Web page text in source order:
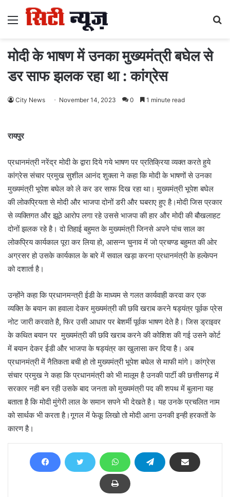
Menu
मोदी के भाषण में उनका मुख्यमंत्री बघेल से
डर साफ झलक रहा था : कांग्रेस
City News November 14, 2023 0 1 minute read
रायपुर
प्रधानमंत्री नरेंद्र मोदी के द्वारा दिये गये भाषण पर प्रतिक्रिया व्यक्त करते हुये
कांग्रेस संचार प्रमुख सुशील आनंद शुक्ला ने कहा कि मोदी के भाषणों से उनका
मुख्यमंत्री भूपेश बघेल को ले कर डर साफ दिख रहा था। मुख्यमंत्री भूपेश बघेल
की लोकप्रियता से मोदी और भाजपा दोनों डरी और घबराए हुए है।मोदी जिस प्रकार
से व्यक्तिगत और झूठे आरोप लगा रहे उससे भाजपा की हार और मोदी की बौखलाहट
दोनों झलक रहे है। दो तिहाई बहुमत के मुख्यमंत्री जिनसे अपने पांच साल का
लोकप्रिय कार्यकाल पूरा कर लिया हो, आसन्न चुनाव में जो प्रचण्ड बहुमत की ओर
अग्रसर हो उसके कार्यकाल के बारे में सवाल खड़ा करना प्रधानमंत्री के हल्केपन
को दशार्ता है।
उन्होंने कहा कि प्रधानमन्त्री ईडी के माध्यम से गलत कार्यवाही करवा कर एक
व्यक्ति के बयान का हवाला देकर मुख्यमंत्री की छवि खराब करने षड्यंत्र पूर्वक प्रेस
नोट जारी करवाते है, फिर उसी आधार पर बेशर्मी पूर्वक भाषण देते है। जिस ड्राइवर
के कथित बयान पर मुख्यमंत्री की छवि खराब करने की कोशिश की गई उसने कोर्ट
में बयान देकर ईडी और भाजपा के षड्यंत्र का खुलासा कर दिया है। अब
प्रधानमंत्री में नैतिकता बची हो तो मुख्यमंत्री भूपेश बघेल से माफी मांगे। कांग्रेस
संचार प्रमुख ने कहा कि प्रधानमंत्री को भी मालूम है उनकी पार्टी की छत्तीसगढ़ में
सरकार नही बन रही उसके बाद जनता को मुख्यमंत्री पद की शपथ में बुलाना यह
बताता है कि मोदी मुंगेरी लाल के समान सपने भी देखते है। यह उनके प्रचलित नाम
को सार्थक भी करता है।गूगल में फेकू लिखो तो मोदी आना उनकी इन्ही हरकतों के
कारण है।